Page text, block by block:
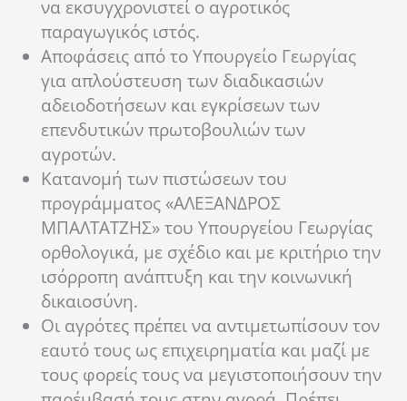
να εκσυγχρονιστεί ο αγροτικός
παραγωγικός ιστός.
Αποφάσεις από το Υπουργείο Γεωργίας
για απλούστευση των διαδικασιών
αδειοδοτήσεων και εγκρίσεων των
επενδυτικών πρωτοβουλιών των
αγροτών.
Κατανομή των πιστώσεων του
προγράμματος «ΑΛΕΞΑΝΔΡΟΣ
ΜΠΑΛΤΑΤΖΗΣ» του Υπουργείου Γεωργίας
ορθολογικά, με σχέδιο και με κριτήριο την
ισόρροπη ανάπτυξη και την κοινωνική
δικαιοσύνη.
Οι αγρότες πρέπει να αντιμετωπίσουν τον
εαυτό τους ως επιχειρηματία και μαζί με
τους φορείς τους να μεγιστοποιήσουν την